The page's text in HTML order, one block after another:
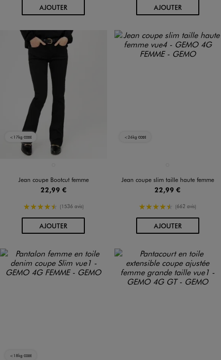
AJOUTERAU PANIER AJOUTERAU PANIER
<17kg CO2E
Jean coupe Bootcut femme
22,99 €
4.5/5 de moyenne
(1536 avis)
AJOUTERAU PANIER
<26kg CO2E
Jean coupe slim taille haute femme
22,99 €
4.5/5 de moyenne
(662 avis)
AJOUTERAU PANIER
<18kg CO2E